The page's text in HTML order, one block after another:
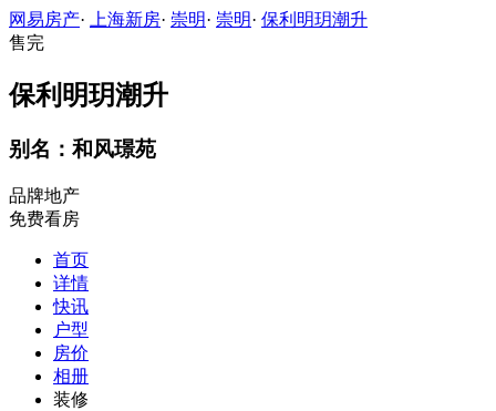
网易房产· 上海新房· 崇明· 崇明· 保利明玥潮升
售完
保利明玥潮升
别名：和风璟苑
品牌地产
免费看房
首页
详情
快讯
户型
房价
相册
装修